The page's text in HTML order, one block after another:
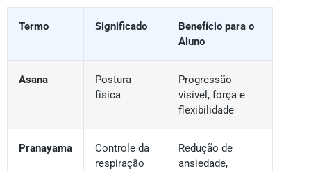
Termo Significado
Benefício para o
Aluno
Asana
Postura
física
Progressão
visível, força e
flexibilidade
Pranayama
Controle da
respiração
Redução de
ansiedade,